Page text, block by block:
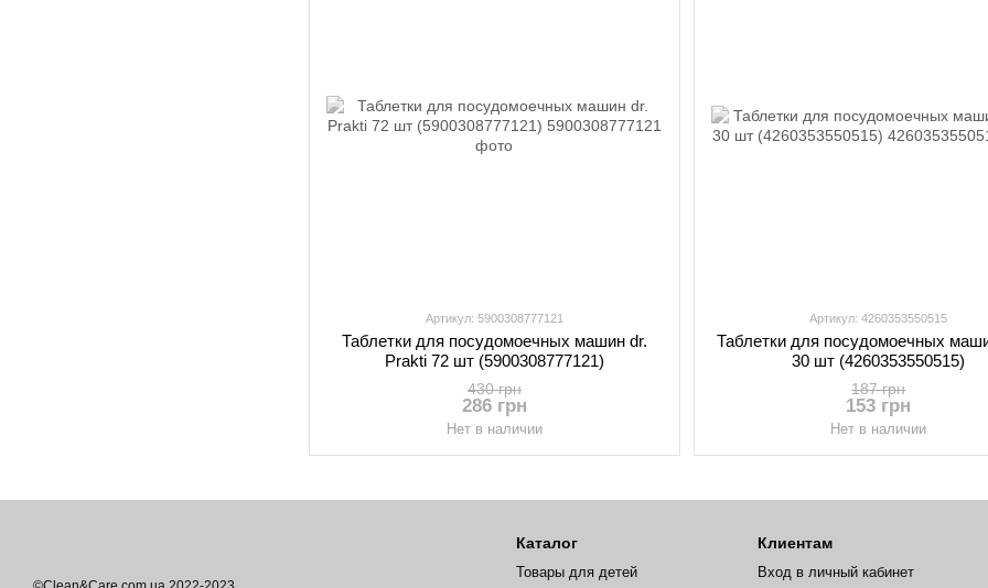
Артикул: 5900308777121
Таблетки для посудомоечных машин dr.
Prakti 72 шт (5900308777121)
430 грн
286 грн
Нет в наличии
Артикул: 4260353550515
Таблетки для посудомоечных
30 шт (4260353550515)
187 грн
153 грн
Нет в наличии
Каталог
Товары для детей
Клиентам
Вход в личный кабинет